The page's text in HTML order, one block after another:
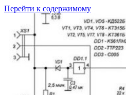
Перейти к содержимому